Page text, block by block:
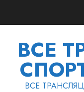
ВСЕ
ВСЕ